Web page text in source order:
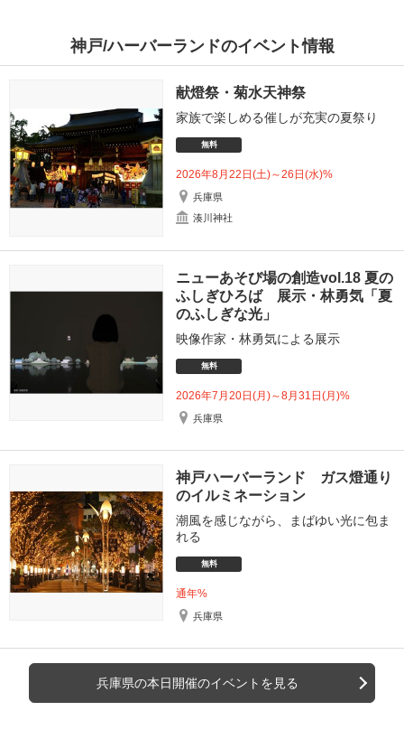
神戸/ハーバーランドのイベント情報
献燈祭・菊水天神祭
家族で楽しめる催しが充実の夏祭り
無料
2026年8月22日(土)～26日(水)%
兵庫県
湊川神社
ニューあそび場の創造vol.18 夏の
ふしぎひろば 展示・林勇気「夏
のふしぎな光」
映像作家・林勇気による展示
無料
2026年7月20日(月)～8月31日(月)%
兵庫県
神戸ハーバーランド ガス燈通り
のイルミネーション
潮風を感じながら、まばゆい光に包ま
れる
無料
通年%
兵庫県
兵庫県の本日開催のイベントを見る